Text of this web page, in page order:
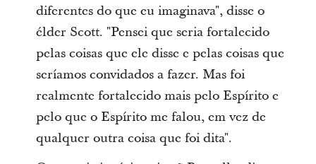
diferentes do que eu imaginava", disse o
élder Scott. "Pensei que seria fortalecido
pelas coisas que ele disse e pelas coisas que
seríamos convidados a fazer. Mas foi
realmente fortalecido mais pelo Espírito e
pelo que o Espírito me falou, em vez de
qualquer outra coisa que foi dita".